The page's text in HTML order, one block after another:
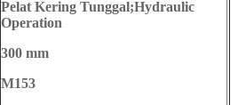
Pelat Kering Tunggal;Hydraulic
Operation
300 mm
M153